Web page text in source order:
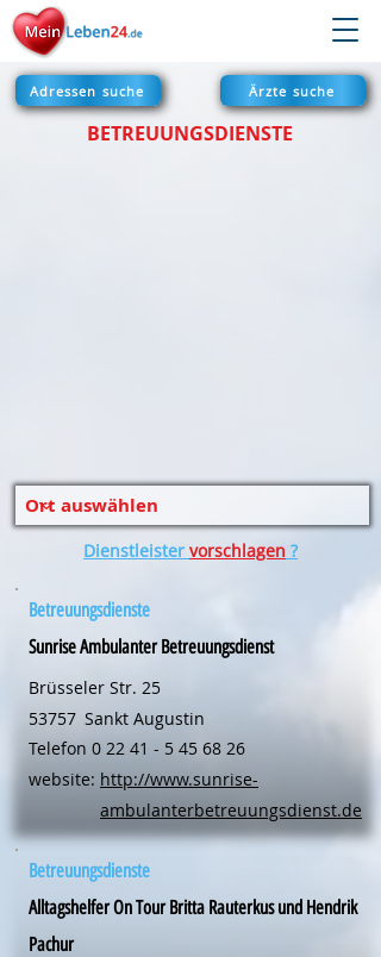
Adressen suche Ärzte suche
BETREUUNGSDIENSTE
Dienstleister vorschlagen ?
Betreuungsdienste
Sunrise Ambulanter Betreuungsdienst
Brüsseler Str. 25
53757 Sankt Augustin
Telefon 0 22 41 - 5 45 68 26
website: http://www.sunrise-
ambulanterbetreuungsdienst.de
Betreuungsdienste
Alltagshelfer On Tour Britta Rauterkus und Hendrik
Pachur